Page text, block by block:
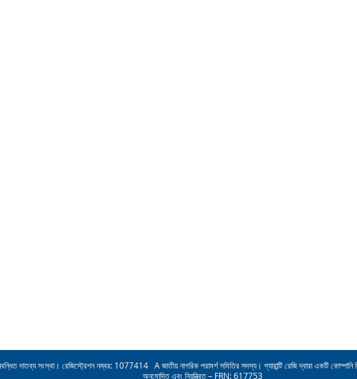
সংস্থা। রেজিস্ট্রেশন নম্বর: 1077414 A জাতীয় নাগরিক পরামর্শ সমিতির সদস্য। গ্যারান্টি রেজি দ্বারা একটি কোম্পানি
অনুমোদিত এবং নিয়ন্ত্রিত – FRN: 617753